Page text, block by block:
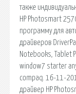
также
HP Photosmart
программу для
драйверов
Notebooks, Tablet
window7 starter
compaq. 16-11-
драйвер HP